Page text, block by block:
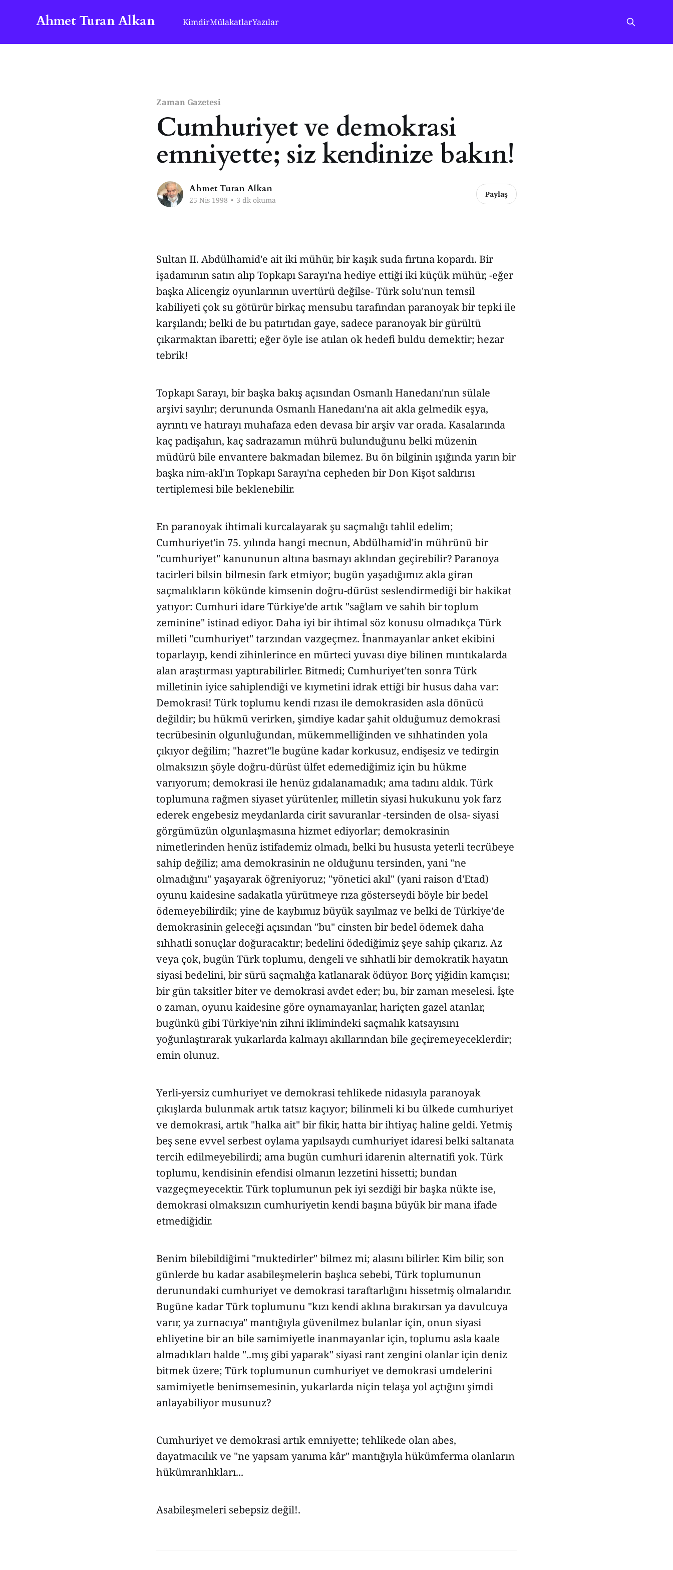
Ahmet Turan Alkan KimdirMülakatlarYazılar
Zaman Gazetesi
Cumhuriyet ve demokrasi
emniyette; siz kendinize bakın!
Ahmet Turan Alkan
25 Nis 1998 • 3 dk okuma
Paylaş
Sultan II. Abdülhamid'e ait iki mühür, bir kaşık suda fırtına kopardı. Bir
işadamının satın alıp Topkapı Sarayı'na hediye ettiği iki küçük mühür, -eğer
başka Alicengiz oyunlarının uvertürü değilse- Türk solu'nun temsil
kabiliyeti çok su götürür birkaç mensubu tarafından paranoyak bir tepki ile
karşılandı; belki de bu patırtıdan gaye, sadece paranoyak bir gürültü
çıkarmaktan ibaretti; eğer öyle ise atılan ok hedefi buldu demektir; hezar
tebrik!
Topkapı Sarayı, bir başka bakış açısından Osmanlı Hanedanı'nın sülale
arşivi sayılır; derununda Osmanlı Hanedanı'na ait akla gelmedik eşya,
ayrıntı ve hatırayı muhafaza eden devasa bir arşiv var orada. Kasalarında
kaç padişahın, kaç sadrazamın mührü bulunduğunu belki müzenin
müdürü bile envantere bakmadan bilemez. Bu ön bilginin ışığında yarın bir
başka nim-akl'ın Topkapı Sarayı'na cepheden bir Don Kişot saldırısı
tertiplemesi bile beklenebilir.
En paranoyak ihtimali kurcalayarak şu saçmalığı tahlil edelim;
Cumhuriyet'in 75. yılında hangi mecnun, Abdülhamid'in mührünü bir
"cumhuriyet" kanununun altına basmayı aklından geçirebilir? Paranoya
tacirleri bilsin bilmesin fark etmiyor; bugün yaşadığımız akla giran
saçmalıkların kökünde kimsenin doğru-dürüst seslendirmediği bir hakikat
yatıyor: Cumhuri idare Türkiye'de artık "sağlam ve sahih bir toplum
zeminine" istinad ediyor. Daha iyi bir ihtimal söz konusu olmadıkça Türk
milleti "cumhuriyet" tarzından vazgeçmez. İnanmayanlar anket ekibini
toparlayıp, kendi zihinlerince en mürteci yuvası diye bilinen mıntıkalarda
alan araştırması yaptırabilirler. Bitmedi; Cumhuriyet'ten sonra Türk
milletinin iyice sahiplendiği ve kıymetini idrak ettiği bir husus daha var:
Demokrasi! Türk toplumu kendi rızası ile demokrasiden asla dönücü
değildir; bu hükmü verirken, şimdiye kadar şahit olduğumuz demokrasi
tecrübesinin olgunluğundan, mükemmelliğinden ve sıhhatinden yola
çıkıyor değilim; "hazret"le bugüne kadar korkusuz, endişesiz ve tedirgin
olmaksızın şöyle doğru-dürüst ülfet edemediğimiz için bu hükme
varıyorum; demokrasi ile henüz gıdalanamadık; ama tadını aldık. Türk
toplumuna rağmen siyaset yürütenler, milletin siyasi hukukunu yok farz
ederek engebesiz meydanlarda cirit savuranlar -tersinden de olsa- siyasi
görgümüzün olgunlaşmasına hizmet ediyorlar; demokrasinin
nimetlerinden henüz istifademiz olmadı, belki bu hususta yeterli tecrübeye
sahip değiliz; ama demokrasinin ne olduğunu tersinden, yani "ne
olmadığını" yaşayarak öğreniyoruz; "yönetici akıl" (yani raison d'Etad)
oyunu kaidesine sadakatla yürütmeye rıza gösterseydi böyle bir bedel
ödemeyebilirdik; yine de kaybımız büyük sayılmaz ve belki de Türkiye'de
demokrasinin geleceği açısından "bu" cinsten bir bedel ödemek daha
sıhhatli sonuçlar doğuracaktır; bedelini ödediğimiz şeye sahip çıkarız. Az
veya çok, bugün Türk toplumu, dengeli ve sıhhatli bir demokratik hayatın
siyasi bedelini, bir sürü saçmalığa katlanarak ödüyor. Borç yiğidin kamçısı;
bir gün taksitler biter ve demokrasi avdet eder; bu, bir zaman meselesi. İşte
o zaman, oyunu kaidesine göre oynamayanlar, hariçten gazel atanlar,
bugünkü gibi Türkiye'nin zihni iklimindeki saçmalık katsayısını
yoğunlaştırarak yukarlarda kalmayı akıllarından bile geçiremeyeceklerdir;
emin olunuz.
Yerli-yersiz cumhuriyet ve demokrasi tehlikede nidasıyla paranoyak
çıkışlarda bulunmak artık tatsız kaçıyor; bilinmeli ki bu ülkede cumhuriyet
ve demokrasi, artık "halka ait" bir fikir, hatta bir ihtiyaç haline geldi. Yetmiş
beş sene evvel serbest oylama yapılsaydı cumhuriyet idaresi belki saltanata
tercih edilmeyebilirdi; ama bugün cumhuri idarenin alternatifi yok. Türk
toplumu, kendisinin efendisi olmanın lezzetini hissetti; bundan
vazgeçmeyecektir. Türk toplumunun pek iyi sezdiği bir başka nükte ise,
demokrasi olmaksızın cumhuriyetin kendi başına büyük bir mana ifade
etmediğidir.
Benim bilebildiğimi "muktedirler" bilmez mi; alasını bilirler. Kim bilir, son
günlerde bu kadar asabileşmelerin başlıca sebebi, Türk toplumunun
derunundaki cumhuriyet ve demokrasi taraftarlığını hissetmiş olmalarıdır.
Bugüne kadar Türk toplumunu "kızı kendi aklına bırakırsan ya davulcuya
varır, ya zurnacıya" mantığıyla güvenilmez bulanlar için, onun siyasi
ehliyetine bir an bile samimiyetle inanmayanlar için, toplumu asla kaale
almadıkları halde "..mış gibi yaparak" siyasi rant zengini olanlar için deniz
bitmek üzere; Türk toplumunun cumhuriyet ve demokrasi umdelerini
samimiyetle benimsemesinin, yukarlarda niçin telaşa yol açtığını şimdi
anlayabiliyor musunuz?
Cumhuriyet ve demokrasi artık emniyette; tehlikede olan abes,
dayatmacılık ve "ne yapsam yanıma kâr" mantığıyla hükümferma olanların
hükümranlıkları...
Asabileşmeleri sebepsiz değil!.